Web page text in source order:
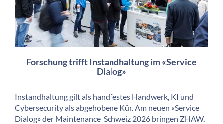
Forschung trifft Instandhaltung im «Service
Dialog»
Instandhaltung gilt als handfestes Handwerk, KI und
Cybersecurity als abgehobene Kür. Am neuen «Service
Dialog» der Maintenance Schweiz 2026 bringen ZHAW,